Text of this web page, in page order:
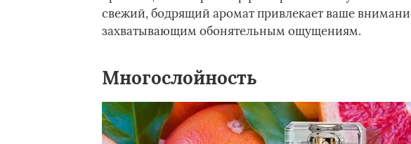
свежий, бодрящий аромат привлекает ваше
захватывающим обонятельным ощущениям.
Многослойность